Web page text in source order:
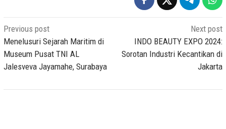
Post
navigation
Previous post
Menelusuri Sejarah Maritim di
Museum Pusat TNI AL
Jalesveva Jayamahe, Surabaya
Next post
INDO BEAUTY EXPO 2024:
Sorotan Industri Kecantikan di
Jakarta